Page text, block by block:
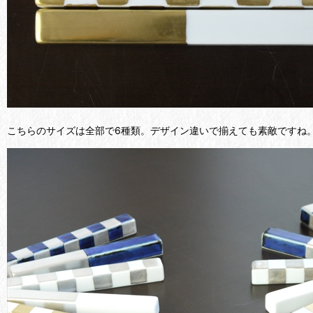
こちらのサイズは全部で6種類。デザイン違いで揃えても素敵ですね